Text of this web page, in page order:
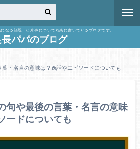
なる話題・出来事について気楽に書いているブログです。
長パパのブログ
・名言の意味は？逸話やエピソードについても
句や最後の言葉・名言の意味
ードについても